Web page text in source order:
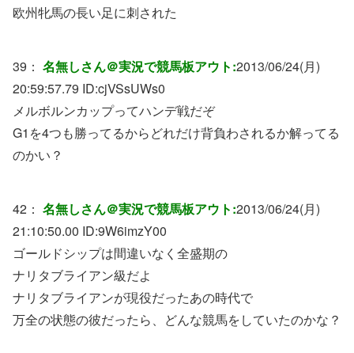
欧州牝馬の長い足に刺された
39： 名無しさん＠実況で競馬板アウト:2013/06/24(月)
20:59:57.79 ID:cjVSsUWs0
メルボルンカップってハンデ戦だぞ
G1を4つも勝ってるからどれだけ背負わされるか解ってる
のかい？
42： 名無しさん＠実況で競馬板アウト:2013/06/24(月)
21:10:50.00 ID:9W6imzY00
ゴールドシップは間違いなく全盛期の
ナリタブライアン級だよ
ナリタブライアンが現役だったあの時代で
万全の状態の彼だったら、どんな競馬をしていたのかな？